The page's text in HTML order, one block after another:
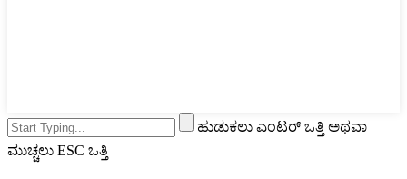
ಹುಡುಕಲು ಎಂಟರ್ ಒತ್ತಿ ಅಥವಾ
ಮುಚ್ಚಲು ESC ಒತ್ತಿ